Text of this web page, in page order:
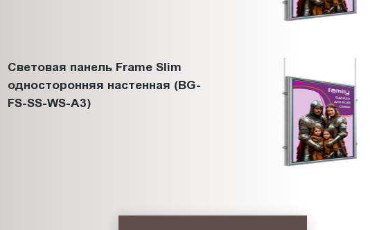
Световая панель Frame Slim
односторонняя настенная (BG-
FS-SS-WS-A3)